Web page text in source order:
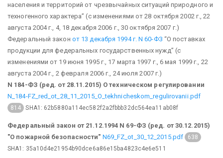
населения и территорий от чрезвычайных ситуаций природного и
техногенного характера” (с изменениями от 28 октября 2002 г., 22
августа 2004 г., 4, 18 декабря 2006 г., 30 октября 2007 г.)
Федеральный закон от 13 декабря 1994 г. N 60-ФЗ “О поставках
продукции для федеральных государственных нужд” (с
изменениями от 19 июня 1995 г., 17 марта 1997 г., 6 мая 1999 г., 22
августа 2004 г., 2 февраля 2006 г., 24 июля 2007 г.)
N 184-ФЗ (ред. от 28.11.2015) О техническом регулировании
N_184-FZ_red_ot_28_11_2015_O_tekhnicheskom_regulirovanii.pdf
814 SHA1: 62b5880a114ec582f2a2fbbb32dc564ea11ab08f
Федеральный закон от 21.12.1994 N 69-ФЗ (ред. от 30.12.2015)
"О пожарной безопасности" N69_FZ_ot_30_12_2015.pdf
638
SHA1: 35a10d4e21954b90dce6a86e15ba4823c4e6e511